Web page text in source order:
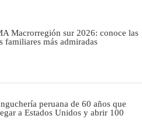
Macrorregión sur 2026: conoce las
familiares más admiradas
peruana de 60 años que
a Estados Unidos y abrir 100